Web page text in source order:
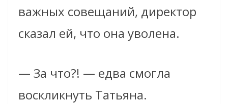
важных совещаний, директор
сказал ей, что она уволена.
— За что?! — едва смогла
воскликнуть Татьяна.